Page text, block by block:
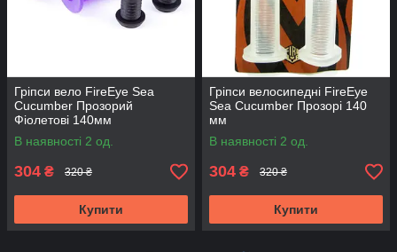
Гріпси вело FireEye Sea
Cucumber Прозорий
Фіолетові 140мм
В наявності 2 од.
304 ₴ 320 ₴
Купити
Гріпси велосипедні FireEye
Sea Cucumber Прозорі 140
мм
В наявності 2 од.
304 ₴ 320 ₴
Купити